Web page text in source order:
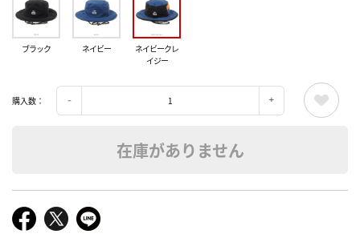
ブラック ネイビー
ネイビークレ
イジー
購入数：
在庫がありません